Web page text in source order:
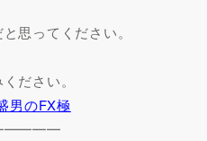
思ってください。
ださい。
男のFX極